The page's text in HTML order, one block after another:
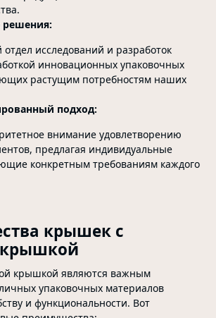
исследований и разработок
инновационных упаковочных
растущим потребностям наших
подход:
внимание удовлетворению
предлагая индивидуальные
конкретным требованиям каждого
крышек с
крышкой являются важным
упаковочных материалов
и функциональности. Вот